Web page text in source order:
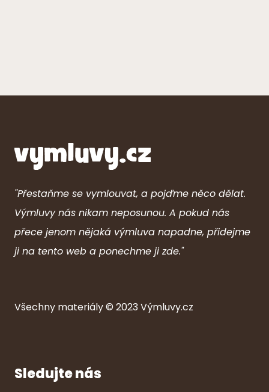
"Přestaňme se vymlouvat, a pojďme něco dělat.
Výmluvy nás nikam neposunou. A pokud nás
přece jenom nějaká výmluva napadne, přidejme
ji na tento web a ponechme ji zde."
Všechny materiály © 2023Výmluvy.cz
Sledujte nás